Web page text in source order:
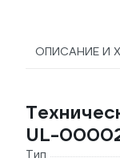
ОПИСАНИЕ И
UL-
Тип